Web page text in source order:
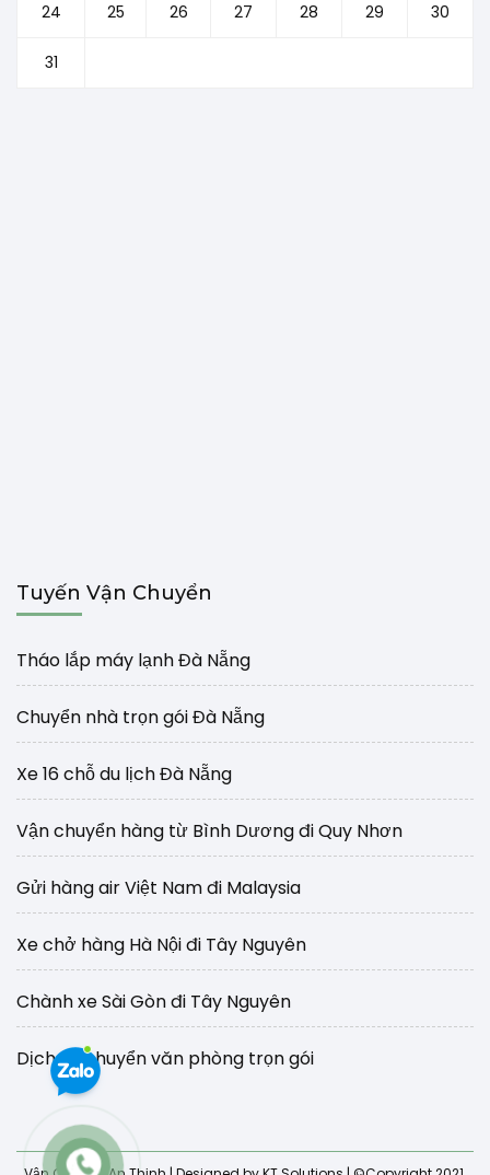
24 25 26 27 28 29 30
31
Tuyến Vận Chuyển
Tháo lắp máy lạnh Đà Nẵng
Chuyển nhà trọn gói Đà Nẵng
Xe 16 chỗ du lịch Đà Nẵng
Vận chuyển hàng từ Bình Dương đi Quy Nhơn
Gửi hàng air Việt Nam đi Malaysia
Xe chở hàng Hà Nội đi Tây Nguyên
Chành xe Sài Gòn đi Tây Nguyên
Dịch vụ chuyển văn phòng trọn gói